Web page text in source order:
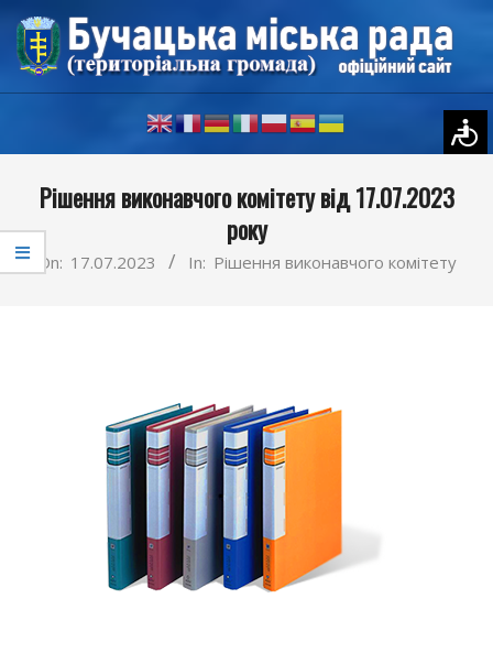
Skip
content
NavigationРішення виконавчого комітету від 17.07.2023
року
On: 17.07.2023 In: Рішення виконавчого комітету